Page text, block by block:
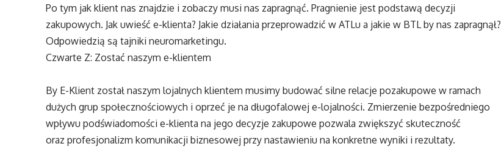
Po tym jak klient nas znajdzie i zobaczy musi nas zapragnąć. Pragnienie jest podstawą decyzji
zakupowych. Jak uwieść e-klienta? Jakie działania przeprowadzić w ATLu a jakie w BTL by nas zapragnął?
Odpowiedzią są tajniki neuromarketingu.
Czwarte Z: Zostać naszym e-klientem
By E-Klient został naszym lojalnych klientem musimy budować silne relacje pozakupowe w ramach
dużych grup społecznościowych i oprzeć je na długofalowej e-lojalności. Zmierzenie bezpośredniego
wpływu podświadomości e-klienta na jego decyzje zakupowe pozwala zwiększyć skuteczność
oraz profesjonalizm komunikacji biznesowej przy nastawieniu na konkretne wyniki i rezultaty.